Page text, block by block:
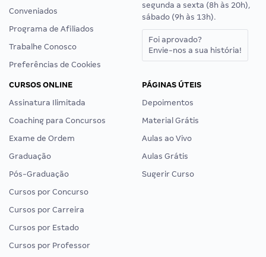
Conveniados
Programa de Afiliados
Trabalhe Conosco
Preferências de Cookies
segunda a sexta (8h às 20h),
sábado (9h às 13h).
Foi aprovado?
Envie-nos a sua história!
CURSOS ONLINE
Assinatura Ilimitada
Coaching para Concursos
Exame de Ordem
Graduação
Pós-Graduação
Cursos por Concurso
Cursos por Carreira
Cursos por Estado
Cursos por Professor
PÁGINAS ÚTEIS
Depoimentos
Material Grátis
Aulas ao Vivo
Aulas Grátis
Sugerir Curso